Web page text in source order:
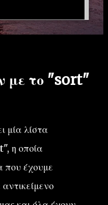
με το "sort"
μία λίστα
η οποία
που έχουμε